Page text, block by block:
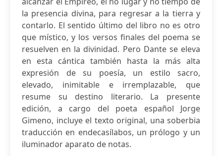
la presencia divina, para regresar a la tierra y
contarlo. El sentido último del libro no es otro
que místico, y los versos finales del poema se
resuelven en la divinidad. Pero Dante se eleva
en esta cántica también hasta la más alta
expresión de su poesía, un estilo sacro,
elevado, inimitable e irremplazable, que
resume su destino literario. La presente
edición, a cargo del poeta español Jorge
Gimeno, incluye el texto original, una soberbia
traducción en endecasílabos, un prólogo y un
iluminador aparato de notas.